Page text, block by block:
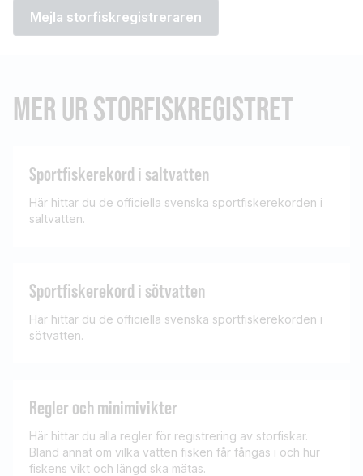
Mejla storfiskregistreraren
MER UR STORFISKREGISTRET
Sportfiskerekord i saltvatten
Här hittar du de officiella svenska sportfiskerekorden i
saltvatten.
Sportfiskerekord i sötvatten
Här hittar du de officiella svenska sportfiskerekorden i
sötvatten.
Regler och minimivikter
Här hittar du alla regler för registrering av storfiskar.
Bland annat om vilka vatten fisken får fångas i och hur
fiskens vikt och längd ska mätas.